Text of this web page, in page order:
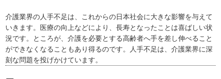
介護業界の人手不足は、これからの日本社会に大きな影響を与えて
いきます。医療の向上などにより、長寿となったことは喜ばしい状
況です。ところが、介護を必要とする高齢者へ手を差し伸べること
ができなくなることもあり得るのです。人手不足は、介護業界に深
刻な問題を投げかけています。